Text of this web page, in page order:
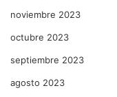
noviembre 2023
octubre 2023
septiembre 2023
agosto 2023